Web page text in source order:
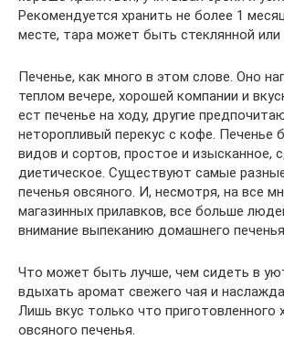
Рекомендуется хранить не более 1
месте, тара может быть стеклянной или
Печенье, как много в этом слове. Оно
теплом вечере, хорошей компании и
ест печенье на ходу, другие
неторопливый перекус с кофе. Печенье
видов и сортов, простое и изысканное,
диетическое. Существуют самые
печенья овсяного. И, несмотря, на все
магазинных прилавков, все больше
внимание выпеканию домашнего печенья.
Что может быть лучше, чем сидеть в
вдыхать аромат свежего чая и
Лишь вкус только что приготовленного
овсяного печенья.